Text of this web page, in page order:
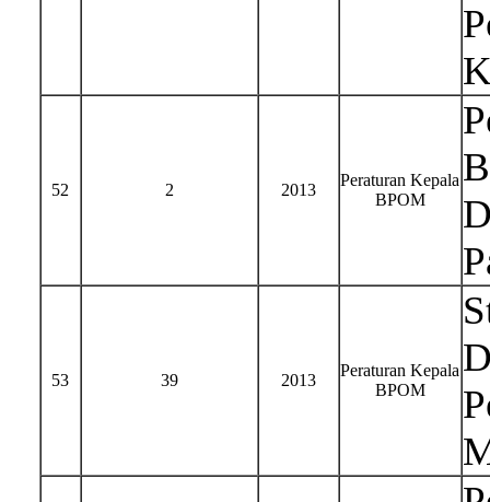
52 2 2013
Peraturan Kepala
BPOM
53 39 2013
Peraturan Kepala
BPOM